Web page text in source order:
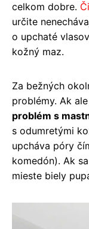
celkom dobre.
určite
o upchaté
kožný maz.
Za bežných
problémy. Ak
problém s
s odumretými
upcháva póry
komedón). Ak
mieste biely